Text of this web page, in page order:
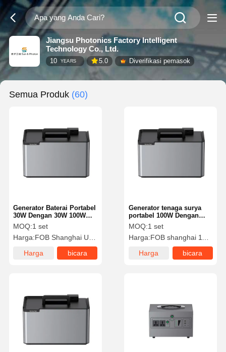
Jiangsu Photonics Factory Intelligent
Technology Co., Ltd.
10 YEARS 5.0 Diverifikasi pemasok
Semua Produk (60)
Generator Baterai Portabel
30W Dengan 30W 100W
H5WFAN Hanya $59
MOQ:1 set
Harga:FOB Shanghai USD 59$/SET
Harga
bicara
Generator tenaga surya
portabel 100W Dengan
100W250WH20WFAN LED
5w Hanya $119
MOQ:1 set
Harga:FOB shanghai 119$/Set
Harga
bicara